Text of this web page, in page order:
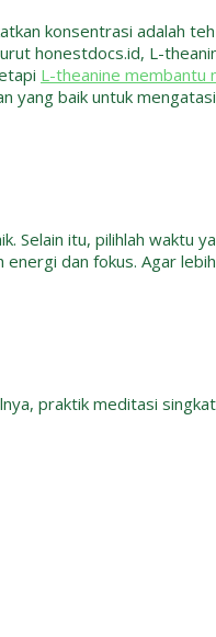
konsentrasi adalah
honestdocs.id, L-
L-theanine membantu
yang baik untuk
Selain itu, pilihlah waktu
dan fokus. Agar
praktik meditasi